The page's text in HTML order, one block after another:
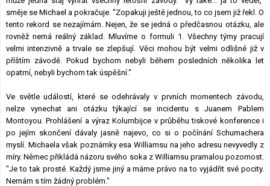
směje se Michael a pokračuje. "Zopakuji ještě jednou, to co jsem již řekl. O
tento rekord se nezajímám. Nejen, že se jedná o předčasnou otázku, ale
rovněž nemá reálný základ. Mluvíme o formuli 1. Všechny týmy pracují
velmi intenzivně a trvale se zlepšují. Věci mohou být velmi odlišné již v
příštím závodě. Pokud bychom nebyli během posledních několika let
opatrní, nebyli bychom tak úspěšní."
Ve světle událostí, které se odehrávaly v prvních momentech závodu,
nelze vynechat ani otázku týkající se incidentu s Juanem Pablem
Montoyou. Prohlášení a výraz Kolumbijce v průběhu tiskové konference i
po jejím skončení dávaly jasně najevo, co si o počínání Schumachera
myslí. Michaela však poznámky esa Williamsu na jeho adresu nevyvedly z
míry. Němec přikládá názoru svého soka z Williamsu pramalou pozornost.
"Je to tak prosté. Každý jsme jiný a máme právo na to vyjádřit své pocity.
Nemám s tím žádný problém."